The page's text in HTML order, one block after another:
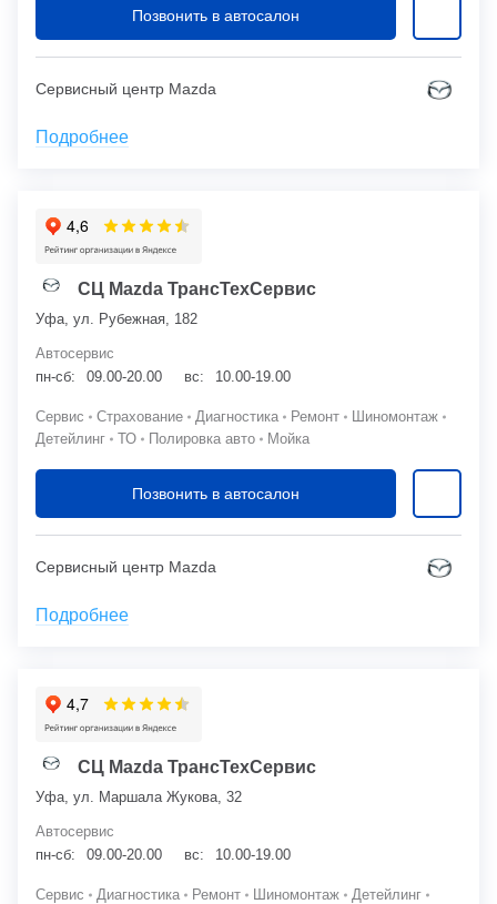
Позвонить в автосалон
Сервисный центр Mazda
Подробнее
СЦ Mazda ТрансТехСервис
Уфа, ул. Рубежная, 182
Автосервис
пн-сб:
09.00-20.00 вс: 10.00-19.00
Сервис Страхование Диагностика Ремонт
Шиномонтаж
Детейлинг
ТО Полировка авто Мойка
Позвонить в автосалон
Сервисный центр Mazda
Подробнее
СЦ Mazda ТрансТехСервис
Уфа, ул. Маршала Жукова, 32
Автосервис
пн-сб:
09.00-20.00 вс: 10.00-19.00
Сервис Диагностика Ремонт Шиномонтаж
Детейлинг